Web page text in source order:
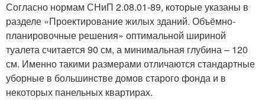
Согласно нормам СНиП 2.08.01-89, которые указаны в
разделе «Проектирование жилых зданий. Объёмно-
планировочные решения» оптимальной шириной
туалета считается 90 см, а минимальная глубина – 120
см. Именно такими размерами отличаются стандартные
уборные в большинстве домов старого фонда и в
некоторых панельных квартирах.